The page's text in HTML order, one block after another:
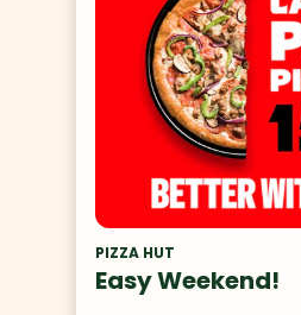
PIZZA HUT
Easy Weekend!